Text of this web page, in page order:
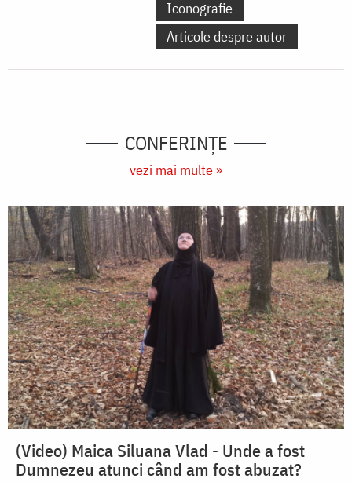
Iconografie
Articole despre autor
CONFERINȚE
vezi mai multe »
(Video) Maica Siluana Vlad - Unde a fost
Dumnezeu atunci când am fost abuzat?